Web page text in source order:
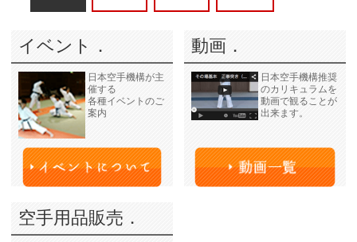
イベント．
日本空手機構が主
催する
各種イベントのご
案内
動画．
日本空手機構推奨
のカリキュラムを
動画で観ることが
出来ます。
空手用品販売．